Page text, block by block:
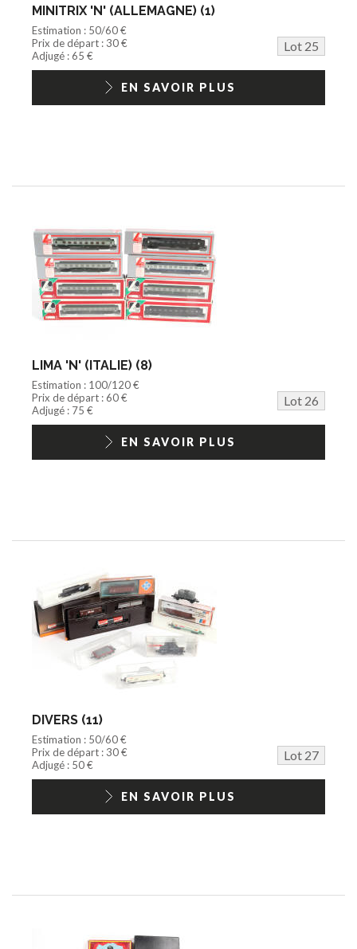
MINITRIX 'N' (ALLEMAGNE) (1)
Estimation : 50/60 €
Prix de départ : 30 €
Lot 25
Adjugé : 65 €
EN SAVOIR PLUS
LIMA 'N' (ITALIE) (8)
Estimation : 100/120 €
Prix de départ : 60 €
Lot 26
Adjugé : 75 €
EN SAVOIR PLUS
DIVERS (11)
Estimation : 50/60 €
Prix de départ : 30 €
Lot 27
Adjugé : 50 €
EN SAVOIR PLUS